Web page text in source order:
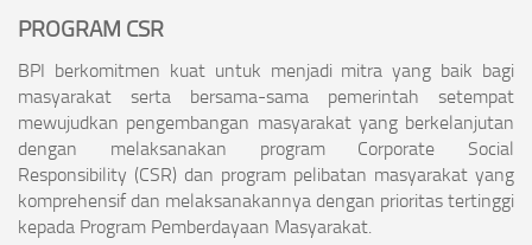
PROGRAM CSR
BPI berkomitmen kuat untuk menjadi mitra yang baik bagi
masyarakat serta bersama-sama pemerintah setempat
mewujudkan pengembangan masyarakat yang berkelanjutan
dengan melaksanakan program Corporate Social
Responsibility (CSR) dan program pelibatan masyarakat yang
komprehensif dan melaksanakannya dengan prioritas tertinggi
kepada Program Pemberdayaan Masyarakat.